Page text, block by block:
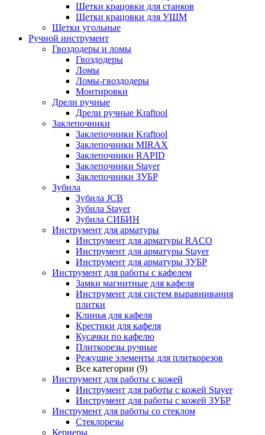
Щетки крацовки для станков
Щетки крацовки для УШМ
Щетки угольные
Ручной инструмент
Гвоздодеры и ломы
Гвоздодеры
Ломы
Ломы-гвоздодеры
Монтировки
Дрели ручные
Дрели ручные Kraftool
Заклепочники
Заклепочники Kraftool
Заклепочники MIRAX
Заклепочники RAPID
Заклепочники Stayer
Заклепочники ЗУБР
Зубила
Зубила JCB
Зубила Stayer
Зубила СИБИН
Инструмент для арматуры
Инструмент для арматуры RACO
Инструмент для арматуры Stayer
Инструмент для арматуры ЗУБР
Инструмент для работы с кафелем
Замки магнитные для кафеля
Инструмент для систем выравнивания
плитки
Клинья для кафеля
Крестики для кафеля
Кусачки по кафелю
Плиткорезы ручные
Режущие элементы для плиткорезов
Все категории (9)
Инструмент для работы с кожей
Инструмент для работы с кожей Stayer
Инструмент для работы с кожей ЗУБР
Инструмент для работы со стеклом
Стеклорезы
Кернеры